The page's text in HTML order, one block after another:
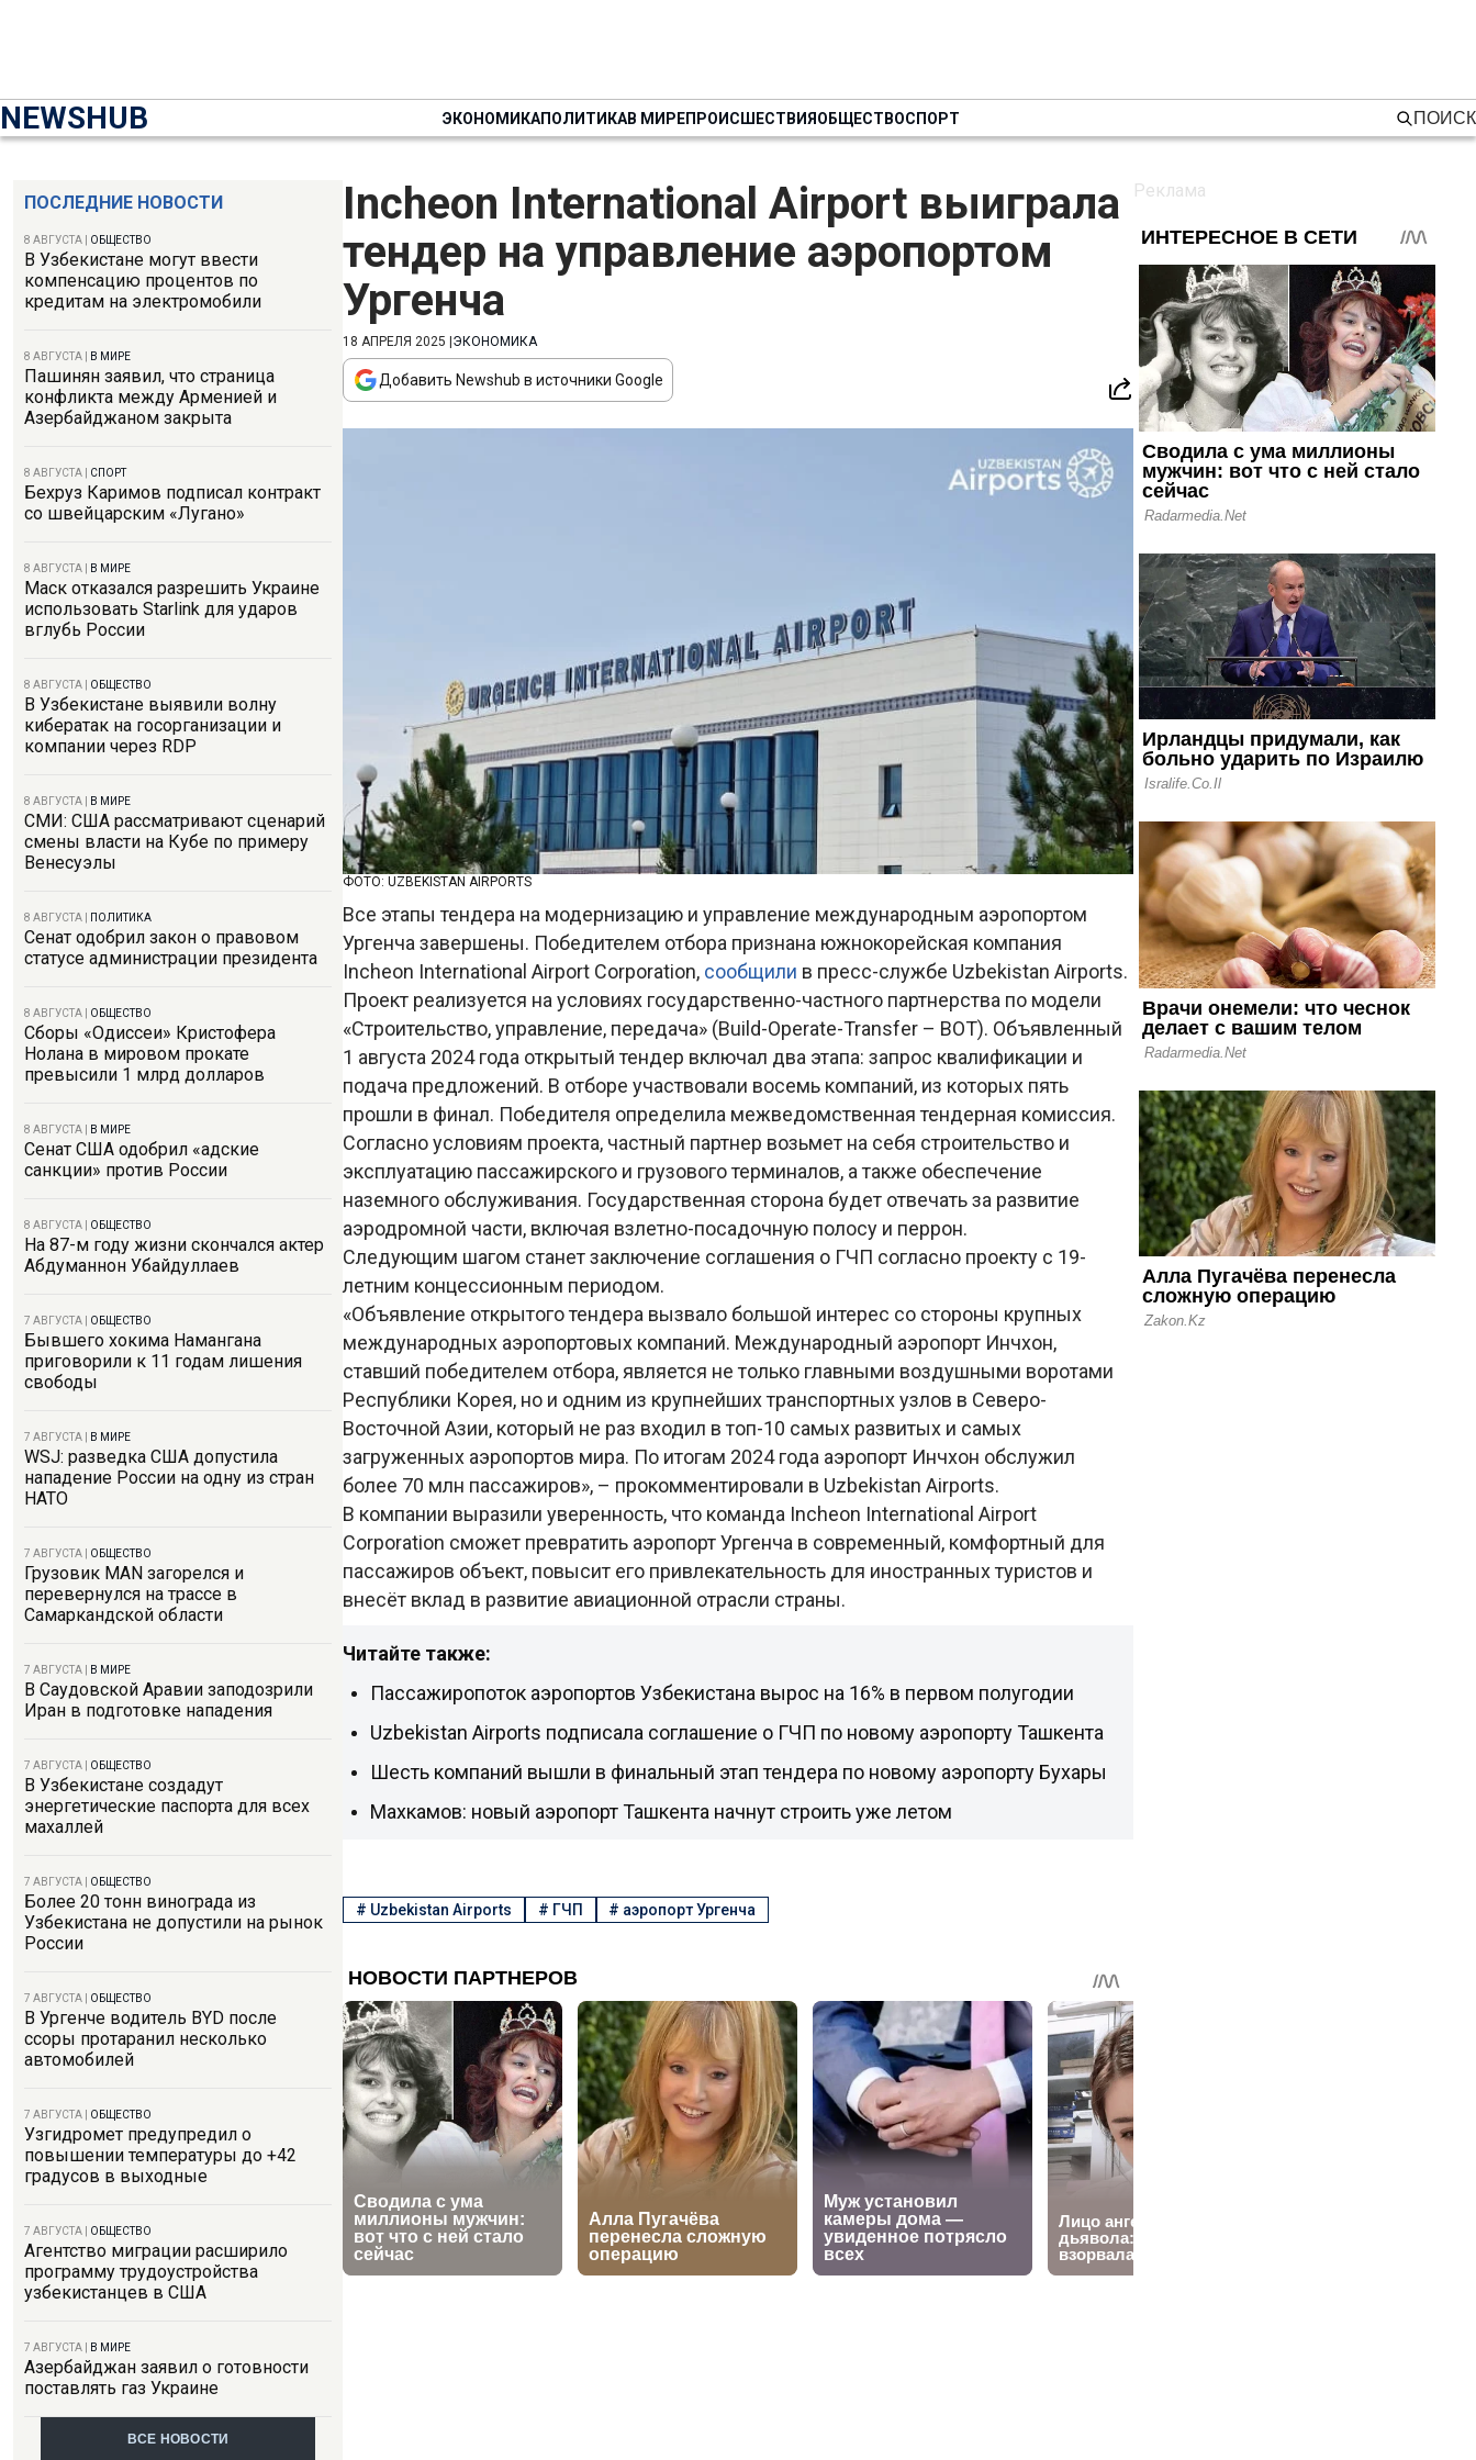
NEWSHUB ЭКОНОМИКАПОЛИТИКАВ МИРЕПРОИСШЕСТВИЯОБЩЕСТВОСПОРТ ПОИСК
ПОСЛЕДНИЕ НОВОСТИ
8 АВГУСТА ОБЩЕСТВО
В Узбекистане могут ввести
компенсацию процентов по
кредитам на электромобили
8 АВГУСТА В МИРЕ
Пашинян заявил, что страница
конфликта между Арменией и
Азербайджаном закрыта
8 АВГУСТА СПОРТ
Бехруз Каримов подписал контракт
со швейцарским «Лугано»
8 АВГУСТА В МИРЕ
Маск отказался разрешить Украине
использовать Starlink для ударов
вглубь России
8 АВГУСТА ОБЩЕСТВО
В Узбекистане выявили волну
кибератак на госорганизации и
компании через RDP
8 АВГУСТА В МИРЕ
СМИ: США рассматривают сценарий
смены власти на Кубе по примеру
Венесуэлы
8 АВГУСТА ПОЛИТИКА
Сенат одобрил закон о правовом
статусе администрации президента
8 АВГУСТА ОБЩЕСТВО
Сборы «Одиссеи» Кристофера
Нолана в мировом прокате
превысили 1 млрд долларов
8 АВГУСТА В МИРЕ
Сенат США одобрил «адские
санкции» против России
8 АВГУСТА ОБЩЕСТВО
На 87-м году жизни скончался актер
Абдуманнон Убайдуллаев
7 АВГУСТА ОБЩЕСТВО
Бывшего хокима Намангана
приговорили к 11 годам лишения
свободы
7 АВГУСТА В МИРЕ
WSJ: разведка США допустила
нападение России на одну из стран
НАТО
7 АВГУСТА ОБЩЕСТВО
Грузовик MAN загорелся и
перевернулся на трассе в
Самаркандской области
7 АВГУСТА В МИРЕ
В Саудовской Аравии заподозрили
Иран в подготовке нападения
7 АВГУСТА ОБЩЕСТВО
В Узбекистане создадут
энергетические паспорта для всех
махаллей
7 АВГУСТА ОБЩЕСТВО
Более 20 тонн винограда из
Узбекистана не допустили на рынок
России
7 АВГУСТА ОБЩЕСТВО
В Ургенче водитель BYD после
ссоры протаранил несколько
автомобилей
7 АВГУСТА ОБЩЕСТВО
Узгидромет предупредил о
повышении температуры до +42
градусов в выходные
7 АВГУСТА ОБЩЕСТВО
Агентство миграции расширило
программу трудоустройства
узбекистанцев в США
7 АВГУСТА В МИРЕ
Азербайджан заявил о готовности
поставлять газ Украине
ВСЕ НОВОСТИ
Incheon International Airport выиграла
тендер на управление аэропортом
Ургенча
18 АПРЕЛЯ 2025 ЭКОНОМИКА
Добавить Newshub в источники Google
ФОТО: UZBEKISTAN AIRPORTS
Все этапы тендера на модернизацию и управление международным аэропортом
Ургенча завершены. Победителем отбора признана южнокорейская компания
Incheon International Airport Corporation, сообщили в пресс-службе Uzbekistan Airports.
Проект реализуется на условиях государственно-частного партнерства по модели
«Строительство, управление, передача» (Build-Operate-Transfer – BOT). Объявленный
1 августа 2024 года открытый тендер включал два этапа: запрос квалификации и
подача предложений. В отборе участвовали восемь компаний, из которых пять
прошли в финал. Победителя определила межведомственная тендерная комиссия.
Согласно условиям проекта, частный партнер возьмет на себя строительство и
эксплуатацию пассажирского и грузового терминалов, а также обеспечение
наземного обслуживания. Государственная сторона будет отвечать за развитие
аэродромной части, включая взлетно-посадочную полосу и перрон.
Следующим шагом станет заключение соглашения о ГЧП согласно проекту с 19-
летним концессионным периодом.
«Объявление открытого тендера вызвало большой интерес со стороны крупных
международных аэропортовых компаний. Международный аэропорт Инчхон,
ставший победителем отбора, является не только главными воздушными воротами
Республики Корея, но и одним из крупнейших транспортных узлов в Северо-
Восточной Азии, который не раз входил в топ-10 самых развитых и самых
загруженных аэропортов мира. По итогам 2024 года аэропорт Инчхон обслужил
более 70 млн пассажиров», – прокомментировали в Uzbekistan Airports.
В компании выразили уверенность, что команда Incheon International Airport
Corporation сможет превратить аэропорт Ургенча в современный, комфортный для
пассажиров объект, повысит его привлекательность для иностранных туристов и
внесёт вклад в развитие авиационной отрасли страны.
Читайте также:
Пассажиропоток аэропортов Узбекистана вырос на 16% в первом полугодии
Uzbekistan Airports подписала соглашение о ГЧП по новому аэропорту Ташкента
Шесть компаний вышли в финальный этап тендера по новому аэропорту Бухары
Махкамов: новый аэропорт Ташкента начнут строить уже летом
# Uzbekistan Airports # ГЧП # аэропорт Ургенча